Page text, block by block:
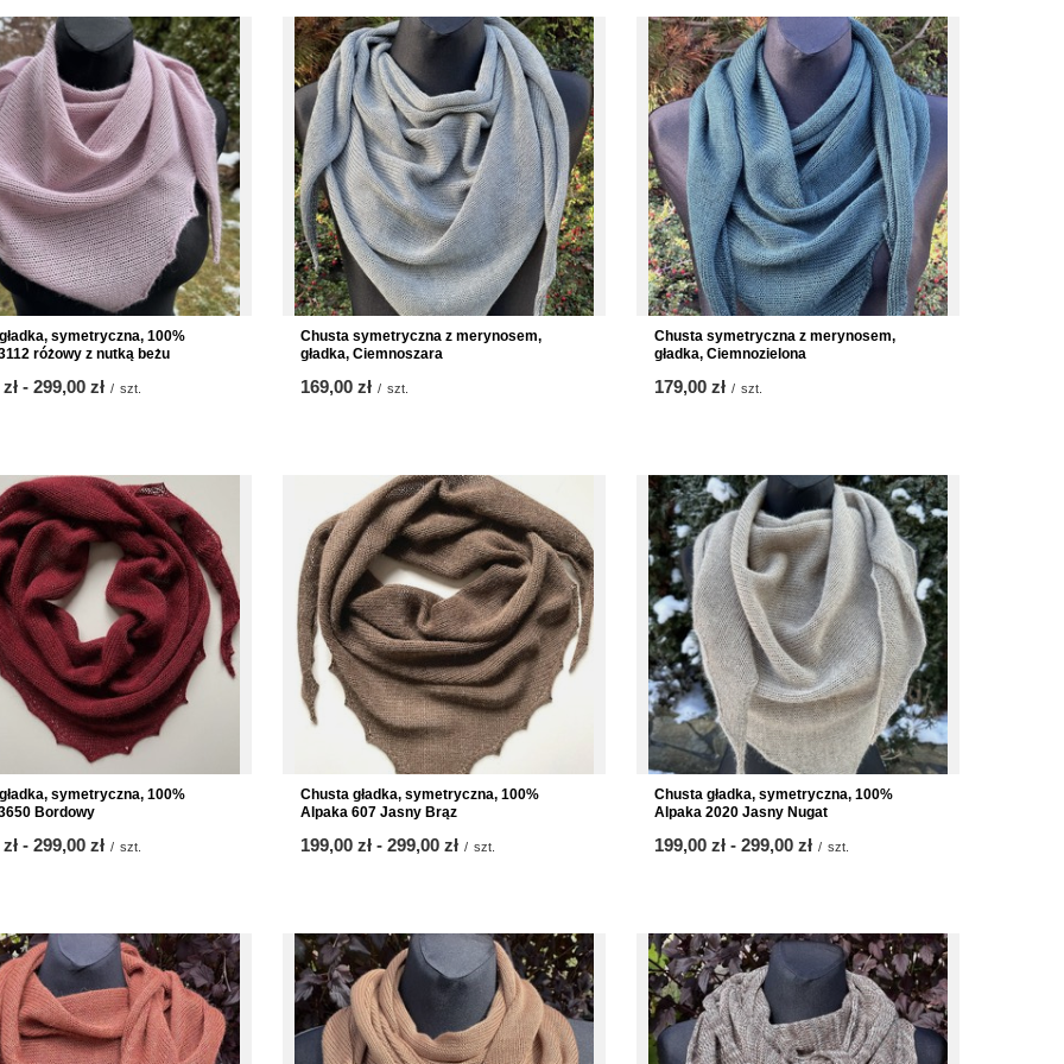
symetryczna, 100%
różowy z nutką beżu
- bis
299,00 zł / szt.
Chusta symetryczna z merynosem,
gładka, Ciemnoszara
169,00 zł / szt.
Chusta symetryczna z merynosem,
gładka, Ciemnozielona
179,00 zł / szt.
symetryczna, 100%
Bordowy
- bis
299,00 zł / szt.
Chusta gładka, symetryczna, 100%
Alpaka 607 Jasny Brąz
ab
199,00 zł - bis
299,00 zł / szt.
Chusta gładka, symetryczna, 100%
Alpaka 2020 Jasny Nugat
ab
199,00 zł - bis
299,00 zł / szt.